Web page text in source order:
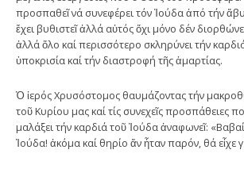
προσπαθεῖ νά συνεφέρει τόν Ἰούδα ἀπό τήν
ἔχει βυθιστεῖ ἀλλά αὐτός ὄχι μόνο δέν
ἀλλά ὅλο καί περισσότερο σκληρύνει τήν
ὑποκρισία καί τήν διαστροφή τῆς ἁμαρτίας.
Ὁ ἱερός Χρυσόστομος θαυμάζοντας τήν
τοῦ Κυρίου μας καί τίς συνεχεῖς προσπάθειες
μαλάξει τήν καρδιά τοῦ Ἰούδα ἀναφωνεῖ:
Ἰούδα! ἀκόμα καί θηρίο ἄν ἦταν παρόν, θά εἶχε